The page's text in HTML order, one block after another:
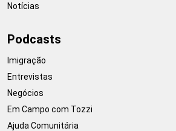
Notícias
Podcasts
Imigração
Entrevistas
Negócios
Em Campo com Tozzi
Ajuda Comunitária